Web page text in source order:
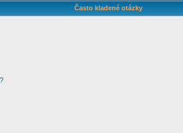
Často kladené otázky